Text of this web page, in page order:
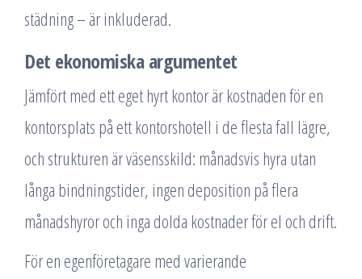
städning – är inkluderad.
Det ekonomiska argumentet
Jämfört med ett eget hyrt kontor är kostnaden för en
kontorsplats på ett kontorshotell i de flesta fall lägre,
och strukturen är väsensskild: månadsvis hyra utan
långa bindningstider, ingen deposition på flera
månadshyror och inga dolda kostnader för el och drift.
För en egenföretagare med varierande